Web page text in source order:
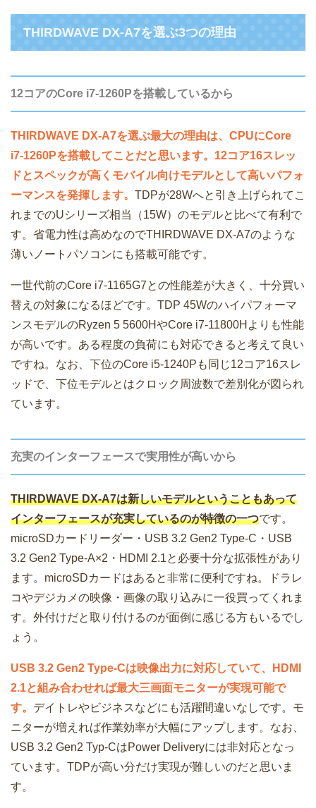
THIRDWAVE DX-A7を選ぶ3つの理由
12コアのCore i7-1260Pを搭載しているから
THIRDWAVE DX-A7を選ぶ最大の理由は、CPUにCore
i7-1260Pを搭載してことだと思います。12コア16スレッ
ドとスペックが高くモバイル向けモデルとして高いパフォ
ーマンスを発揮します。 TDPが28Wへと引き上げられてこ
れまでのUシリーズ相当（15W）のモデルと比べて有利で
す。省電力性は高めなのでTHIRDWAVE DX-A7のような
薄いノートパソコンにも搭載可能です。
一世代前のCore i7-1165G7との性能差が大きく、十分買い
替えの対象になるほどです。TDP 45Wのハイパフォーマ
ンスモデルのRyzen 5 5600HやCore i7-11800Hよりも性能
が高いです。ある程度の負荷にも対応できると考えて良い
ですね。なお、下位のCore i5-1240Pも同じ12コア16スレ
ッドで、下位モデルとはクロック周波数で差別化が図られ
ています。
充実のインターフェースで実用性が高いから
THIRDWAVE DX-A7は新しいモデルということもあって
インターフェースが充実しているのが特徴の一つです。
microSDカードリーダー・USB 3.2 Gen2 Type-C・USB
3.2 Gen2 Type-A×2・HDMI 2.1と必要十分な拡張性があり
ます。microSDカードはあると非常に便利ですね。ドラレ
コやデジカメの映像・画像の取り込みに一役買ってくれま
す。外付けだと取り付けるのが面倒に感じる方もいるでし
ょう。
USB 3.2 Gen2 Type-Cは映像出力に対応していて、HDMI
2.1と組み合わせれば最大三画面モニターが実現可能で
す。 デイトレやビジネスなどにも活躍間違いなしです。モ
ニターが増えれば作業効率が大幅にアップします。なお、
USB 3.2 Gen2 Typ-CはPower Deliveryには非対応となっ
ています。TDPが高い分だけ実現が難しいのだと思いま
す。